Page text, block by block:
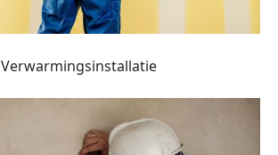
Verwarmingsinstallatie